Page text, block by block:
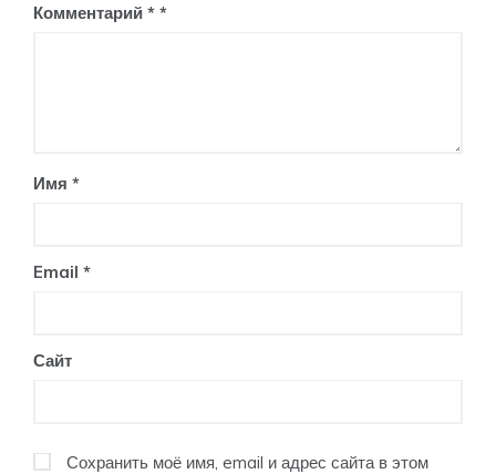
Комментарий *
Имя *
Email *
Сайт
Сохранить моё имя, email и адрес сайта в этом